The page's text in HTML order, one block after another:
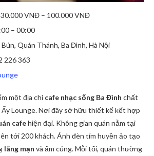
30.000 VNĐ – 100.000 VNĐ
– 00:00
Quán Thánh, Ba Đình, Hà Nội
226 363
một địa chỉ cafe nhạc sống Ba Đình chất
Lounge. Nơi đây sở hữu thiết kế kết hợp
cafehiện đại. Không gian quán nằm tại
tới 200 khách. Ánh đèn tím huyền ảo tạo
lãng mạn và ấm cúng. Mỗi tối, quán thường